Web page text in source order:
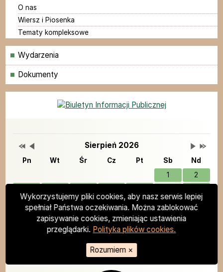
Wykorzystujemy pliki cookies, aby nasz serwis lepiej
spełniał Państwa oczekiwania. Można zablokować
zapisywanie cookies, zmieniając ustawienia
przeglądarki. Polityka plików cookies.
Rozumiem ×
O nas
Wiersz i Piosenka
Tematy kompleksowe
Menu
Wydarzenia
Dokumenty
Deklaracja dostępności
Wydarzenia
Lista wydarzeń w miesiącu
Sierpień 2026Brak wydarzeń w tym
Przestaw datę na Sierpień 2025
Przestaw datę na Lipiec 2026
Pn Wt Śr Cz Pt Sb
Nd
1
2
11 14 15
16
18 19 20 21 22
25 26 27 28 29